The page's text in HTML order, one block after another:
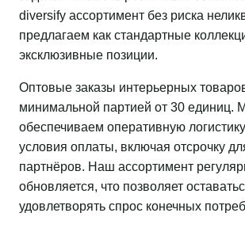
diversify ассортимент без риска
предлагаем как стандартные
эксклюзивные позиции.
Оптовые заказы интерьерных
минимальной партией от 30 единиц.
обеспечиваем оперативную
условия оплаты, включая отсрочку
партнёров. Наш ассортимент
обновляется, что позволяет
удовлетворять спрос конечных